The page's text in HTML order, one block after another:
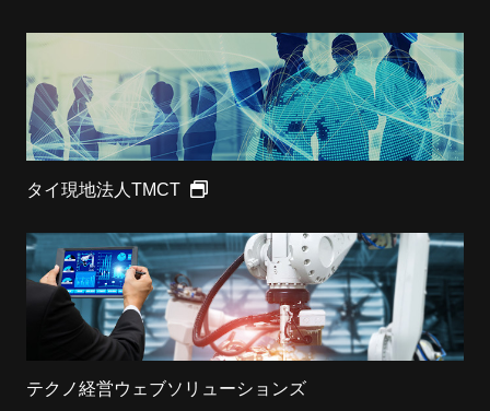
タイ現地法人TMCT
テクノ経営ウェブソリューションズ